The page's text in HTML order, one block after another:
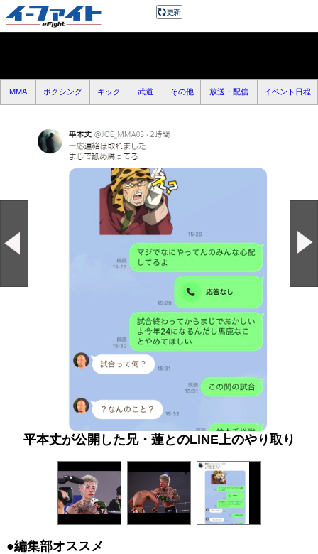
MMA ボクシング キック 武道 その他 放送・配信 イベント日程
平本丈が公開した兄・蓮とのLINE上のやり取り
●編集部オススメ